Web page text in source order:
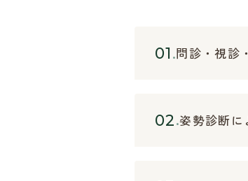
01 問診・視診
02 姿勢診断に